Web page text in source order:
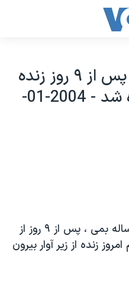
پير زن ٩٧ ساله بمی پس از ٩ روز زنده
از زير آوار بيرون آورده شد - 2004-01-
شهربانو مازندراني، پير زن ٩٧ ساله بمی ، پس از ٩ روز از
زنده از زير آوار بيرون